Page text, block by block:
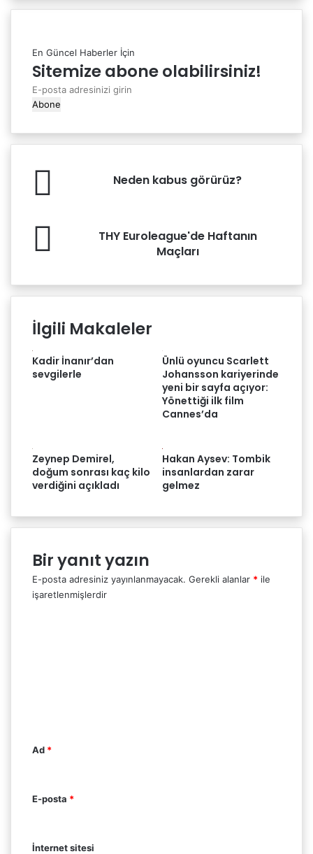
En Güncel Haberler İçin
Sitemize abone olabilirsiniz!
E-
posta
girin
Neden kabus görürüz?
Euroleague'de
THY Euroleague'de Haftanın
Maçları
İlgili Makaleler
Kadir İnanır’dan
sevgilerle
Ünlü oyuncu Scarlett
Johansson kariyerinde
yeni bir sayfa açıyor:
Yönettiği ilk film
Cannes’da
Zeynep Demirel,
doğum sonrası kaç kilo
verdiğini açıkladı
Hakan Aysev: Tombik
insanlardan zarar
gelmez
Bir yanıt yazın
E-posta adresiniz yayınlanmayacak. Gerekli alanlar * ile
işaretlenmişlerdir
Ad *
E-posta *
İnternet sitesi